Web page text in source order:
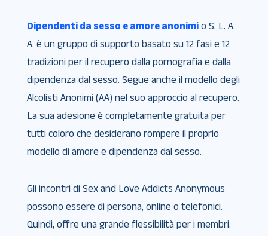
Dipendenti da sesso e amore anonimio S. L. A.
A. è un gruppo di supporto basato su 12 fasi e 12
tradizioni per il recupero dalla pornografia e dalla
dipendenza dal sesso. Segue anche il modello degli
Alcolisti Anonimi (AA) nel suo approccio al recupero.
La sua adesione è completamente gratuita per
tutti coloro che desiderano rompere il proprio
modello di amore e dipendenza dal sesso.
Gli incontri di Sex and Love Addicts Anonymous
possono essere di persona, online o telefonici.
Quindi, offre una grande flessibilità per i membri.